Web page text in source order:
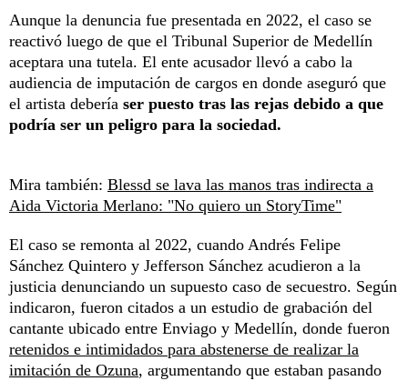
Aunque la denuncia fue presentada en 2022, el caso se
reactivó luego de que el Tribunal Superior de Medellín
aceptara una tutela. El ente acusador llevó a cabo la
audiencia de imputación de cargos en donde aseguró que
el artista debería ser puesto tras las rejas debido a que
podría ser un peligro para la sociedad.
Mira también: Blessd se lava las manos tras indirecta a
Aida Victoria Merlano: "No quiero un StoryTime"
El caso se remonta al 2022, cuando Andrés Felipe
Sánchez Quintero y Jefferson Sánchez acudieron a la
justicia denunciando un supuesto caso de secuestro. Según
indicaron, fueron citados a un estudio de grabación del
cantante ubicado entre Enviago y Medellín, donde fueron
retenidos e intimidados para abstenerse de realizar la
imitación de Ozuna, argumentando que estaban pasando